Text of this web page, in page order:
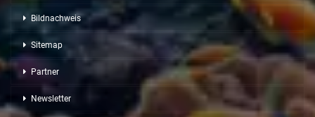
Bildnachweis
Sitemap
Partner
Newsletter